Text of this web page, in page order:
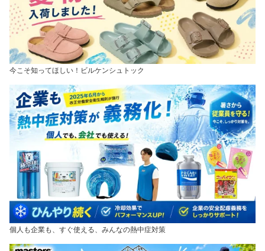
今こそ知ってほしい！ビルケンシュトック
個人も企業も、すぐ使える、みんなの熱中症対策